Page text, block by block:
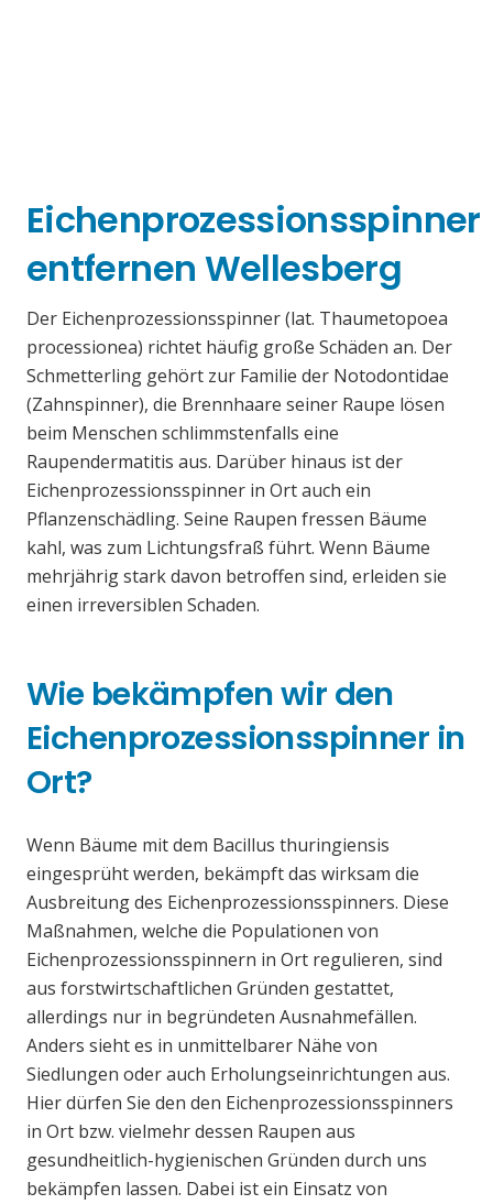
Eichenprozessionsspinner
entfernen Wellesberg
Der Eichenprozessionsspinner (lat. Thaumetopoea
processionea) richtet häufig große Schäden an. Der
Schmetterling gehört zur Familie der Notodontidae
(Zahnspinner), die Brennhaare seiner Raupe lösen
beim Menschen schlimmstenfalls eine
Raupendermatitis aus. Darüber hinaus ist der
Eichenprozessionsspinner in Ort auch ein
Pflanzenschädling. Seine Raupen fressen Bäume
kahl, was zum Lichtungsfraß führt. Wenn Bäume
mehrjährig stark davon betroffen sind, erleiden sie
einen irreversiblen Schaden.
Wie bekämpfen wir den
Eichenprozessionsspinner in
Ort?
Wenn Bäume mit dem Bacillus thuringiensis
eingesprüht werden, bekämpft das wirksam die
Ausbreitung des Eichenprozessionsspinners. Diese
Maßnahmen, welche die Populationen von
Eichenprozessionsspinnern in Ort regulieren, sind
aus forstwirtschaftlichen Gründen gestattet,
allerdings nur in begründeten Ausnahmefällen.
Anders sieht es in unmittelbarer Nähe von
Siedlungen oder auch Erholungseinrichtungen aus.
Hier dürfen Sie den den Eichenprozessionsspinners
in Ort bzw. vielmehr dessen Raupen aus
gesundheitlich-hygienischen Gründen durch uns
bekämpfen lassen. Dabei ist ein Einsatz von